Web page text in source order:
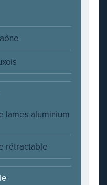
lames aluminium
rétractable